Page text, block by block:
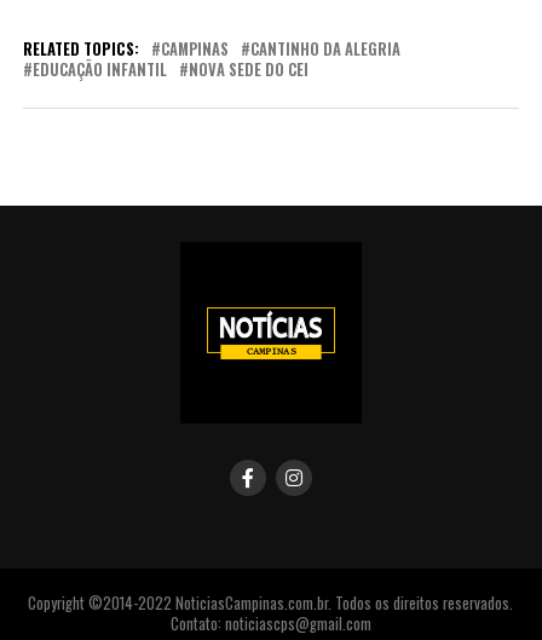
RELATED TOPICS: CAMPINAS
CANTINHO DA ALEGRIA
EDUCAÇÃO INFANTIL
NOVA SEDE DO CEI
Copyright ©2014-2022 NoticiasCampinas.com.br. Todos os direitos reservados.
Contato: noticiascps@gmail.com